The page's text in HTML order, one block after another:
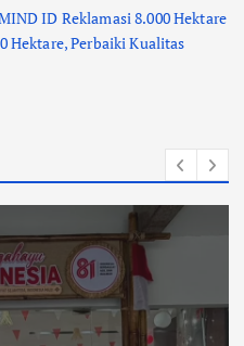
ID Reklamasi 8.000 Hektare
Hektare, Perbaiki Kualitas